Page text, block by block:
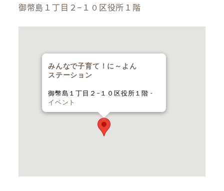
御幣島１丁目２−１０区役所１階
みんなで子育て！に～よん
ステーション
御幣島１丁目２−１０区役所１階 -
イベント